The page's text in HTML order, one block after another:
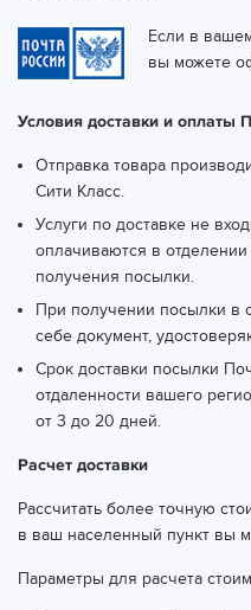
Волгоград, ул. Ткачева,
Волгоград, ул.
Волгоград, ул. им. 39-й
Волгоград, ул. им. Ивана
Волгоград, ул. им. Карла
Волгоград, ул. им.
Если в
вы можете
Условия доставки и оплаты
Отправка товара
Сити Класс.
Услуги по доставке не
оплачиваются в
получения посылки.
При получении посылки в
себе документ,
Срок доставки посылки
отдаленности вашего
от 3 до 20 дней.
Расчет доставки
Рассчитать более точную
в ваш населенный пункт вы
Параметры для расчета